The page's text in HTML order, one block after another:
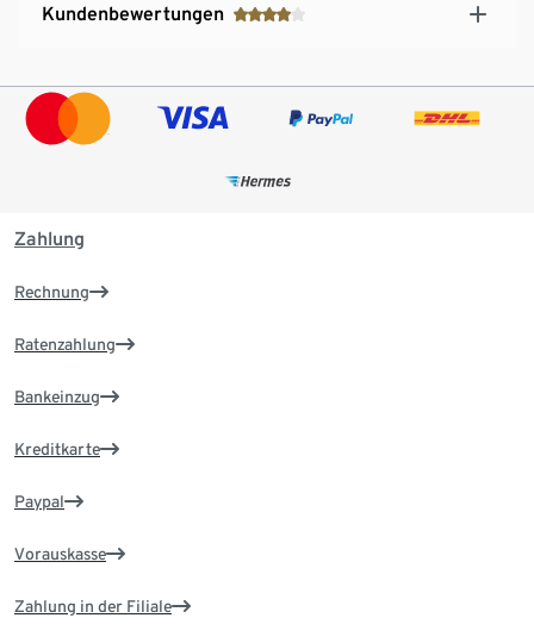
Kundenbewertungen
Zahlung
Rechnung
Ratenzahlung
Bankeinzug
Kreditkarte
Paypal
Vorauskasse
Zahlung in der Filiale